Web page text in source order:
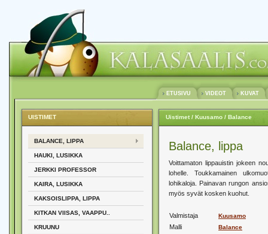
ETUSIVU VIDEOT KUVAT
UISTIMET
BALANCE, LIPPA
HAUKI, LUSIKKA
JERKKI PROFESSOR
KAIRA, LUSIKKA
KAKSOISLIPPA, LIPPA
KITKAN VIISAS, VAAPPU..
KRUUNU
Uistimet / Kuusamo / Balance
Balance, lippa
Voittamaton lippauistin jokeen
lohelle. Toukkamainen
lohikaloja. Painavan rungon
myös syvät kosken kuohut.
Valmistaja Kuusamo
Malli Balance